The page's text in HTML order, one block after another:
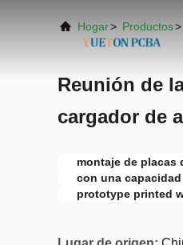
Hogar> Productos>
Reunión de
cargador de
montaje de placas
con una
prototype printed